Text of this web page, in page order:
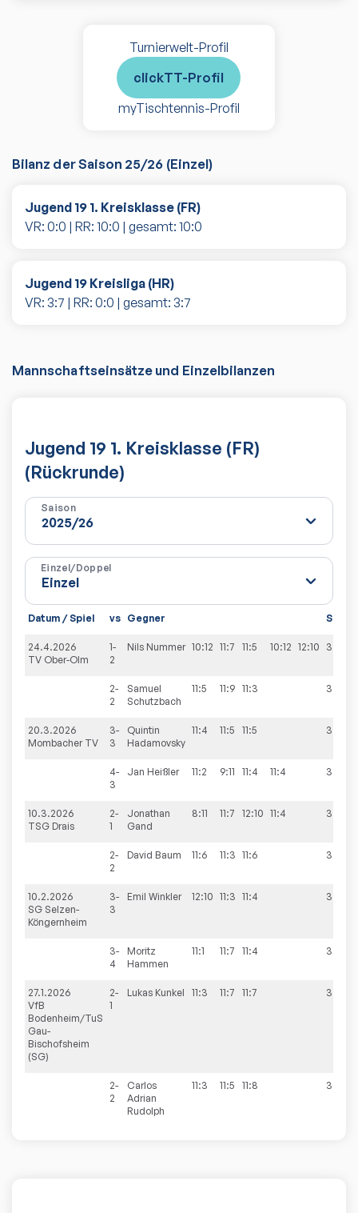
Turnierwelt-Profil
clickTT-Profil
myTischtennis-Profil
Bilanz der Saison 25/26 (Einzel)
Jugend 19 1. Kreisklasse (FR)
VR: 0:0 | RR: 10:0 | gesamt: 10:0
Jugend 19 Kreisliga (HR)
VR: 3:7 | RR: 0:0 | gesamt: 3:7
Mannschaftseinsätze und Einzelbilanzen
Jugend 19 1. Kreisklasse (FR)
(Rückrunde)
Saison
Einzel/Doppel
Datum / Spiel vs Gegner Sätze
24.4.2026
TV Ober-Olm
1-
2
Nils Nummer 10:12 11:7 11:5 10:12 12:10 3:2
2-
2
Samuel
Schutzbach
11:5 11:9 11:3 3:0
20.3.2026
Mombacher TV
3-
3
Quintin
Hadamovsky
11:4 11:5 11:5 3:0
4-
3
Jan Heißler 11:2 9:11 11:4 11:4 3:1
10.3.2026
TSG Drais
2-
1
Jonathan
Gand
8:11 11:7 12:10 11:4 3:1
2-
2
David Baum 11:6 11:3 11:6 3:0
10.2.2026
SG Selzen-
Köngernheim
3-
3
Emil Winkler 12:10 11:3 11:4 3:0
3-
4
Moritz
Hammen
11:1 11:7 11:4 3:0
27.1.2026
VfB
Bodenheim/TuS
Gau-
Bischofsheim
(SG)
2-
1
Lukas Kunkel 11:3 11:7 11:7 3:0
2-
2
Carlos
Adrian
Rudolph
11:3 11:5 11:8 3:0